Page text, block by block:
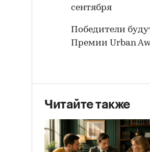
сентября
Победители
Премии Urban
Читайте также